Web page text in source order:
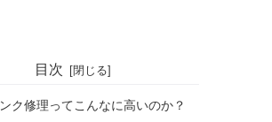
目次
ク修理ってこんなに高いのか？